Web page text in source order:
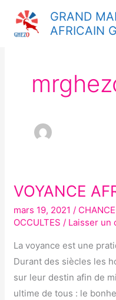
contenu
GRAND
AFRICAIN
VOYANCE
mars 19, 2021 /
OCCULTES / Laisser un
La voyance est une
Durant des siècles les
sur leur destin afin de
ultime de tous : le
VOYANCE
AFRICAINE